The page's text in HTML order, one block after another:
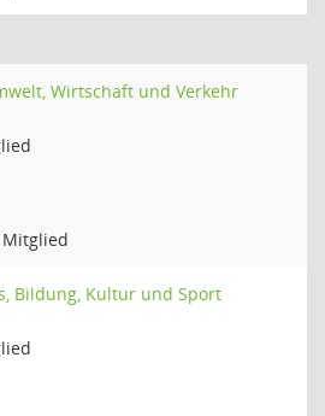
Wirtschaft und Verkehr
Bildung, Kultur und Sport